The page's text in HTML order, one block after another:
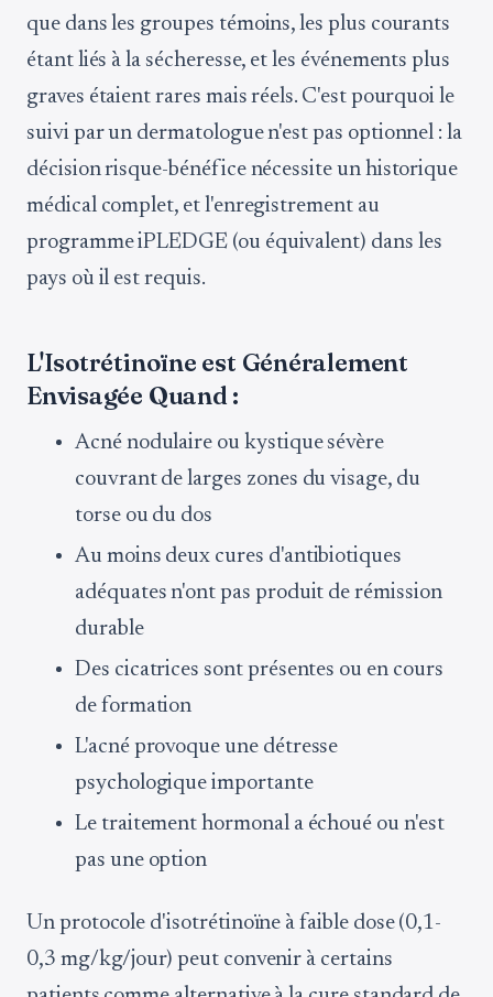
que dans les groupes témoins, les plus courants
étant liés à la sécheresse, et les événements plus
graves étaient rares mais réels. C'est pourquoi le
suivi par un dermatologue n'est pas optionnel : la
décision risque-bénéfice nécessite un historique
médical complet, et l'enregistrement au
programme iPLEDGE (ou équivalent) dans les
pays où il est requis.
L'Isotrétinoïne est Généralement
Envisagée Quand :
Acné nodulaire ou kystique sévère
couvrant de larges zones du visage, du
torse ou du dos
Au moins deux cures d'antibiotiques
adéquates n'ont pas produit de rémission
durable
Des cicatrices sont présentes ou en cours
de formation
L'acné provoque une détresse
psychologique importante
Le traitement hormonal a échoué ou n'est
pas une option
Un protocole d'isotrétinoïne à faible dose (0,1-
0,3 mg/kg/jour) peut convenir à certains